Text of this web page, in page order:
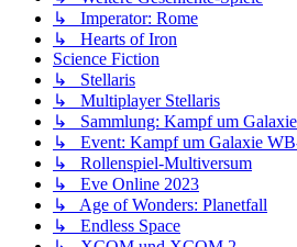
↳ Imperator: Rome
↳ Hearts of Iron
Science Fiction
↳ Stellaris
↳ Multiplayer Stellaris
↳ Sammlung: Kampf um
↳ Event: Kampf um Galaxie
↳ Rollenspiel-Multiversum
↳ Eve Online 2023
↳ Age of Wonders: Planetfall
↳ Endless Space